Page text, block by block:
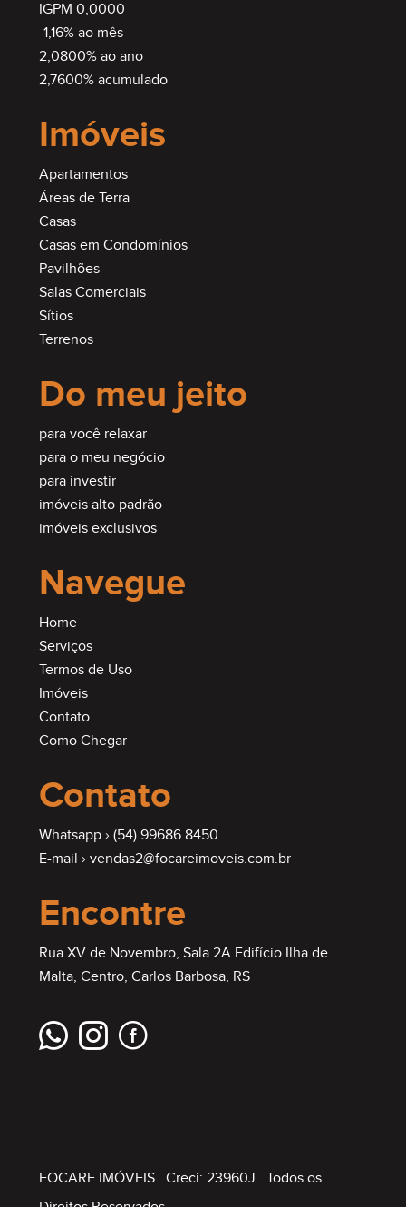
IGPM 0,0000
-1,16% ao mês
2,0800% ao ano
2,7600% acumulado
Imóveis
Apartamentos
Áreas de Terra
Casas
Casas em Condomínios
Pavilhões
Salas Comerciais
Sítios
Terrenos
Do meu jeito
para você relaxar
para o meu negócio
para investir
imóveis alto padrão
imóveis exclusivos
Navegue
Home
Serviços
Termos de Uso
Imóveis
Contato
Como Chegar
Contato
Whatsapp › (54) 99686.8450
E-mail › vendas2@focareimoveis.com.br
Encontre
Rua XV de Novembro, Sala 2A Edifício Ilha de
Malta, Centro, Carlos Barbosa, RS
FOCARE IMÓVEIS. Creci: 23960J . Todos os